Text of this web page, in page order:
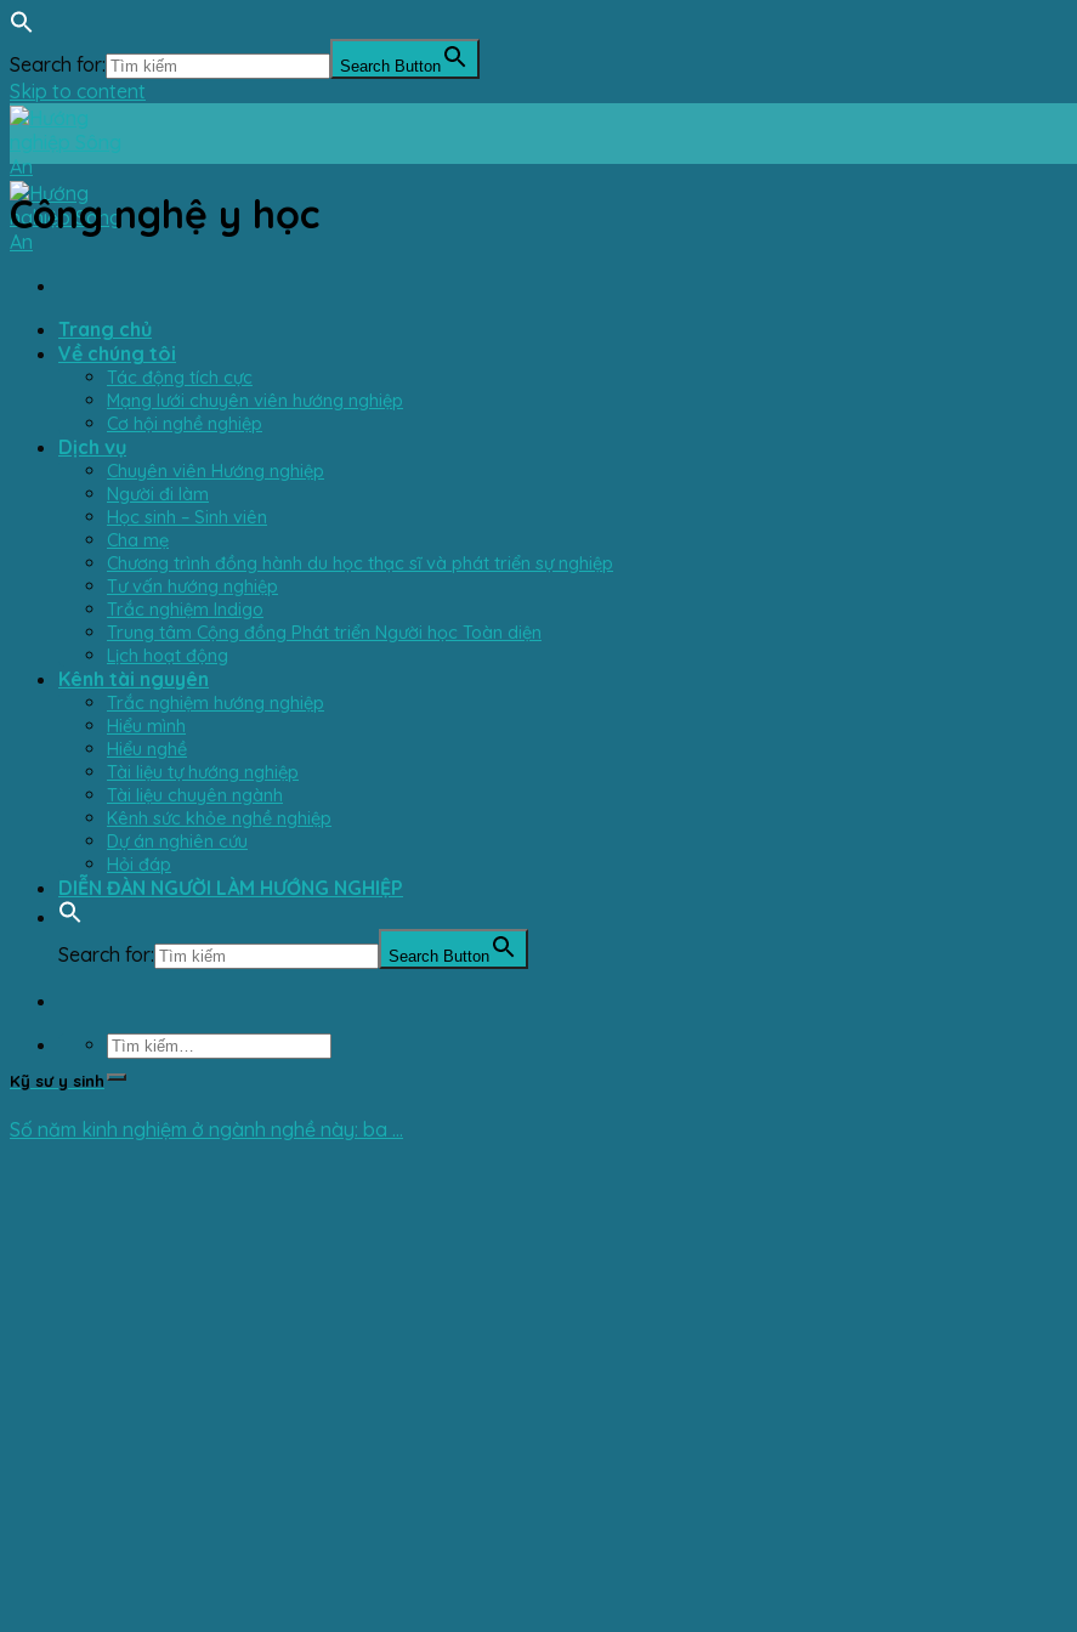
Search for: Search Button
Skip to content
Trang chủ
Về chúng tôi
Tác động tích cực
Mạng lưới chuyên viên hướng nghiệp
Cơ hội nghề nghiệp
Dịch vụ
Chuyên viên Hướng nghiệp
Người đi làm
Học sinh – Sinh viên
Cha mẹ
Chương trình đồng hành du học thạc sĩ và phát triển sự nghiệp
Tư vấn hướng nghiệp
Trắc nghiệm Indigo
Trung tâm Cộng đồng Phát triển Người học Toàn diện
Lịch hoạt động
Kênh tài nguyên
Trắc nghiệm hướng nghiệp
Hiểu mình
Hiểu nghề
Tài liệu tự hướng nghiệp
Tài liệu chuyên ngành
Kênh sức khỏe nghề nghiệp
Dự án nghiên cứu
Hỏi đáp
DIỄN ĐÀN NGƯỜI LÀM HƯỚNG NGHIỆP
Search for: Search Button
Công nghệ y học
Kỹ sư y sinh
Số năm kinh nghiệm ở ngành nghề này: ba ...